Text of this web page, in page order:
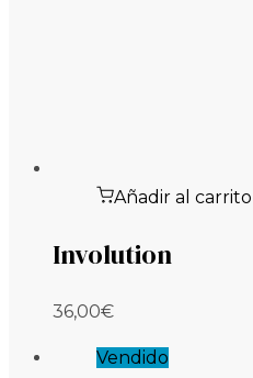
Añadir al carrito
Involution
36,00€
Vendido